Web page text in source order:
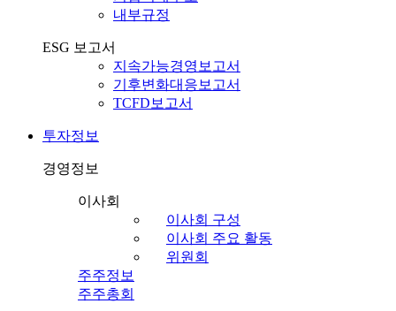
내부규정
ESG 보고서
지속가능경영보고서
기후변화대응보고서
TCFD보고서
투자정보
경영정보
이사회
이사회 구성
이사회 주요 활동
위원회
주주정보
주주총회